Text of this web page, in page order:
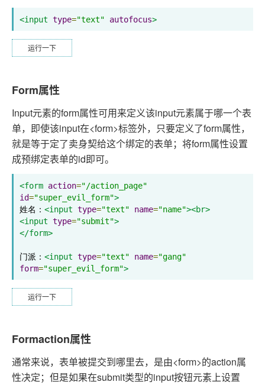
<input type="text" autofocus>
运行一下
Form属性
Input元素的form属性可用来定义该input元素属于哪一个表
单，即使该input在<form>标签外，只要定义了form属性，
就是等于定了卖身契给这个绑定的表单；将form属性设置
成预绑定表单的id即可。
<form action="/action_page"
id="super_evil_form">
姓名： <input type="text" name="name"><br>
<input type="submit">
</form>
门派： <input type="text" name="gang"
form="super_evil_form">
运行一下
Formaction属性
通常来说，表单被提交到哪里去，是由<form>的action属
性决定；但是如果在submit类型的input按钮元素上设置